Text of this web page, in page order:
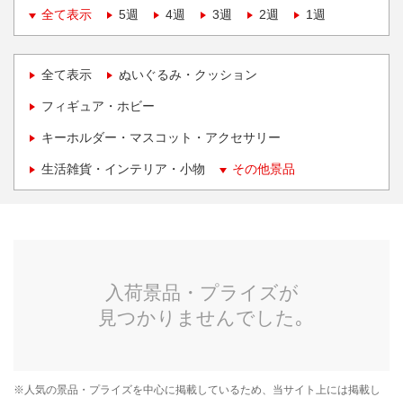
全て表示
5週 4週 3週 2週 1週
全て表示 ぬいぐるみ・クッション
フィギュア・ホビー
キーホルダー・マスコット・アクセサリー
生活雑貨・インテリア・小物 その他景品